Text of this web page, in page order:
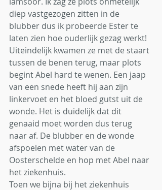
diep vastgezogen zitten in de
blubber dus ik probeerde Ester te
laten zien hoe ouderlijk gezag werkt!
Uiteindelijk kwamen ze met de staart
tussen de benen terug, maar plots
begint Abel hard te wenen. Een jaap
van een snede heeft hij aan zijn
linkervoet en het bloed gutst uit de
wonde. Het is duidelijk dat dit
genaaid moet worden dus terug
naar af. De blubber en de wonde
afspoelen met water van de
Oosterschelde en hop met Abel naar
het ziekenhuis.
Toen we bijna bij het ziekenhuis